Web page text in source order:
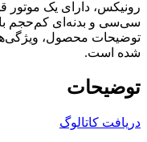
سی‌سی و بدنه‌ای کم‌حجم
توضیحات محصول،
شده است.
توضیحات
دریافت کاتالوگ